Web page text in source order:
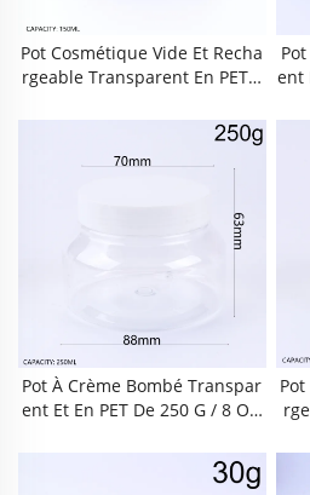
Pot Cosmétique Vide Et Recha
Rgeable Transparent En PET S
Ge Ouverture Et Forme Bombé
E, Avec Couvercle Vissé Étanch
E, Résistant Aux Fuites Et Réut
Sage, Gommage Corporel, Mas
Que Capillaire, Masque Argile
Ux, Baume Nettoyant, Usage Q
Uotidien À La Maison, En Voya
Ge Ou Au Salon De Beauté
Ent
E
À
Pot À Crème Bombé Transpar
Ent Et En PET De 250 G / 8 Oz,
Cosmétique Vide Et Recharge
Able Avec Couvercle Hermétiq